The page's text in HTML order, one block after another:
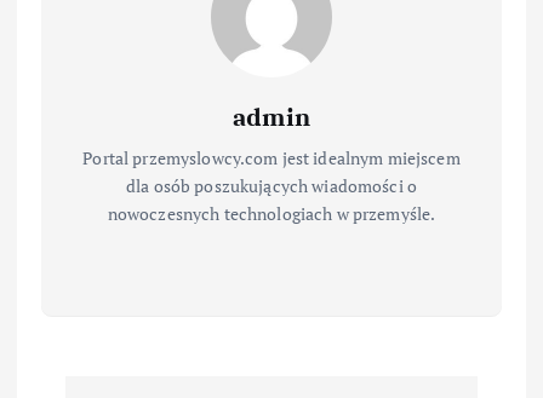
admin
Portal przemyslowcy.com jest idealnym miejscem
dla osób poszukujących wiadomości o
nowoczesnych technologiach w przemyśle.